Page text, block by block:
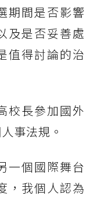
期間是否影響
及是否妥善處
值得討論的治
校長參加國外
事法規。
一個國際舞台
，我個人認為